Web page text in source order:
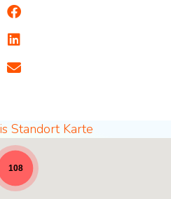
Standort Karte
Breite für News [19]
108